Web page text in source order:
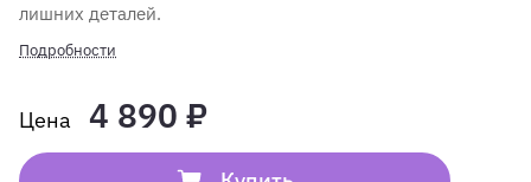
лишних деталей.
Подробности
4 890 ₽